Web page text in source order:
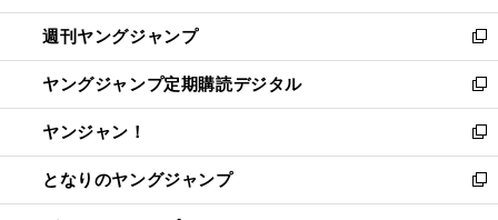
開
く
ウ
で
開
く
ン
ド
ウ
で
開
く
ウ
ィ
ン
ド
ウ
で
開
く
週刊ヤングジャンプ
新
し
い
ウ
ィ
ン
ド
ウ
ヤングジャンプ定期購読デジタル
新
し
い
ウ
ィ
ン
ヤンジャン！
新
し
い
ウ
となりのヤングジャンプ
新
し